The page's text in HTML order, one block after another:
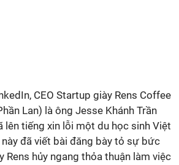
CEO Startup giày Rens Coffee
Lan) là ông Jesse Khánh Trần
lên tiếng xin lỗi một du học sinh Việt
đã viết bài đăng bày tỏ sự bức
Rens hủy ngang thỏa thuận làm việc